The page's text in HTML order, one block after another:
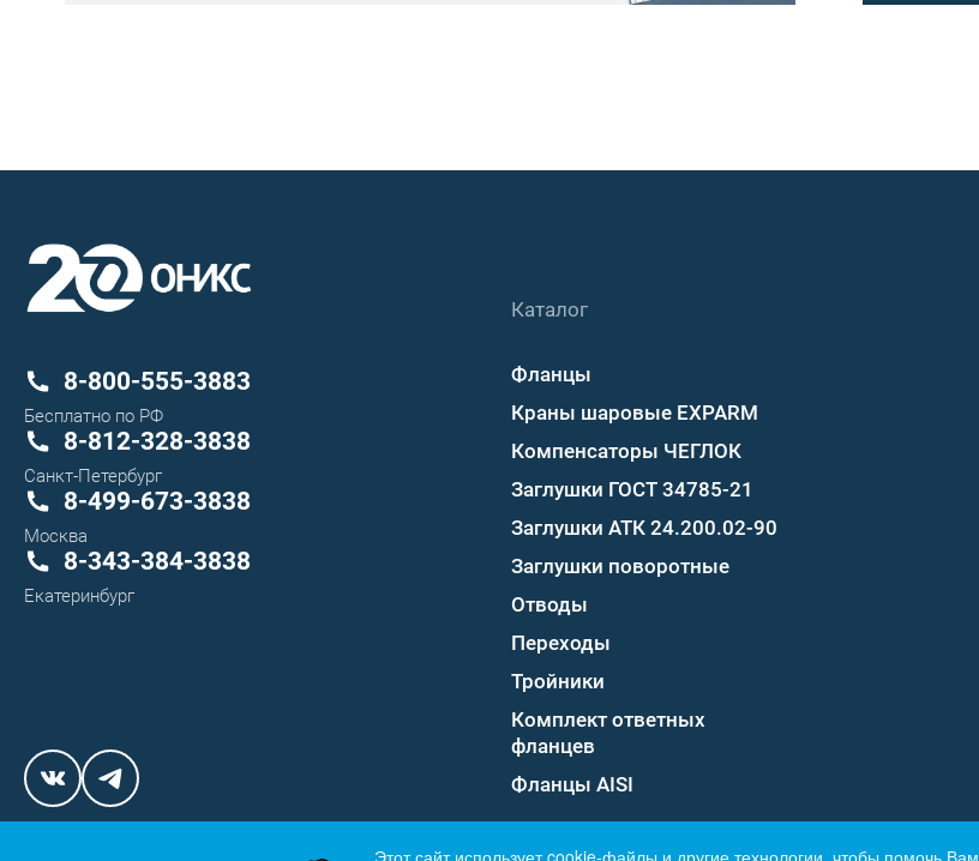
8-800-555-3883
Бесплатно по РФ
8-812-328-3838
Санкт-Петербург
8-499-673-3838
Москва
8-343-384-3838
Екатеринбург
Каталог
Фланцы
Краны шаровые EXPARM
Компенсаторы ЧЕГЛОК
Заглушки ГОСТ 34785-21
Заглушки АТК 24.200.02-90
Заглушки поворотные
Отводы
Переходы
Тройники
Комплект ответных
фланцев
Фланцы AISI
Этот сайт использует cookie-файлы и другие технологии, чтобы помочь